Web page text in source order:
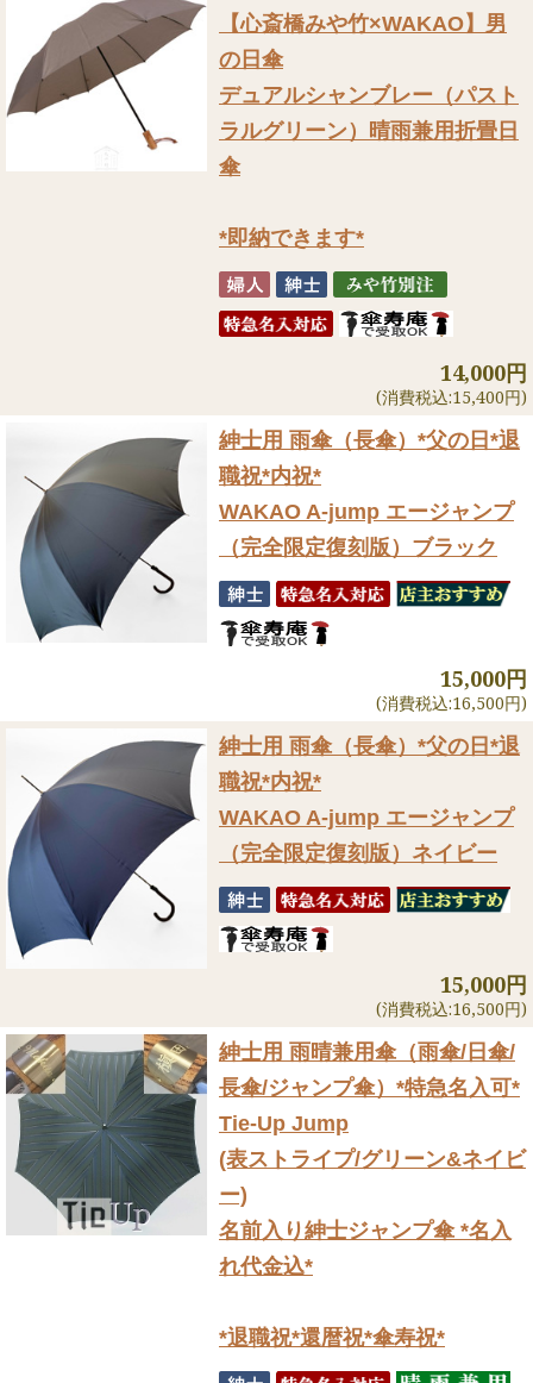
【心斎橋みや竹×WAKAO】男
の日傘
デュアルシャンブレー（パスト
ラルグリーン）晴雨兼用折畳日
傘
*即納できます*
14,000円
(消費税込:15,400円)
紳士用 雨傘（長傘） *父の日*退
職祝*内祝*
WAKAO A-jump エージャンプ
（完全限定復刻版）ブラック
15,000円
(消費税込:16,500円)
紳士用 雨傘（長傘） *父の日*退
職祝*内祝*
WAKAO A-jump エージャンプ
（完全限定復刻版）ネイビー
15,000円
(消費税込:16,500円)
紳士用 雨晴兼用傘（雨傘/日傘/
長傘/ジャンプ傘） *特急名入可*
Tie-Up Jump
(表ストライプ/グリーン&ネイビ
ー)
名前入り紳士ジャンプ傘 *名入
れ代金込*
*退職祝*還暦祝*傘寿祝*